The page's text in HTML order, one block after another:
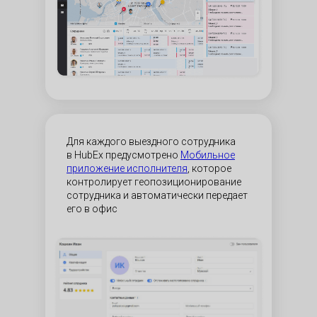
Для каждого выездного сотрудника
в HubEx предусмотрено Мобильное
приложение исполнителя , которое
контролирует геопозиционирование
сотрудника и автоматически передает
его в офис